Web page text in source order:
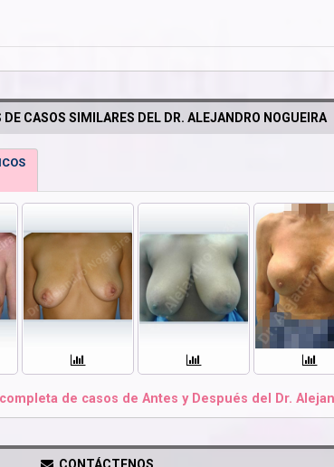
DE CASOS SIMILARES DEL DR. ALEJANDRO NOGUEIRA
de casos de Antes y Después del Dr.